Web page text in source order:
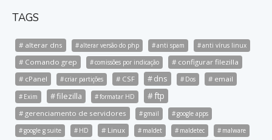
TAGS
alterar dns alterar versão do php anti spam anti vírus linux
Comando grep comissões por indicação
configurar filezilla
cPanel
criar partições CSF dns Dos email
Exim filezilla formatar HD ftp
gerenciamento de servidores gmail
google apps
google g suite
HD Linux maldet maldetec malware